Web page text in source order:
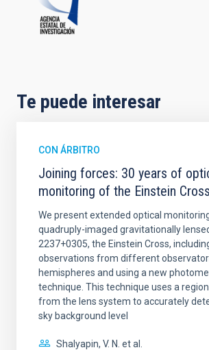
Te puede interesar
CON ÁRBITRO
Joining forces: 30 years of
monitoring of the Einstein Cross
We present extended optical
quadruply-imaged gravitationally
2237+0305, the Einstein Cross,
observations from different
hemispheres and using a new
technique. This technique uses a
from the lens system to accurately
sky background level
Shalyapin, V. N. et al.